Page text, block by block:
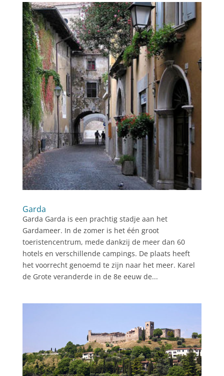
Garda
Garda Garda is een prachtig stadje aan het
Gardameer. In de zomer is het één groot
toeristencentrum, mede dankzij de meer dan 60
hotels en verschillende campings. De plaats heeft
het voorrecht genoemd te zijn naar het meer. Karel
de Grote veranderde in de 8e eeuw de...